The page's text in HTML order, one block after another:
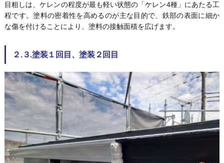
目粗しは、ケレンの程度が最も軽い状態の「ケレン4種」にあたる工
程です。塗料の密着性を高めるのが主な目的で、鉄部の表面に細か
な傷を付けることにより、塗料の接触面積を広げます。
２.３.塗装１回目、塗装２回目